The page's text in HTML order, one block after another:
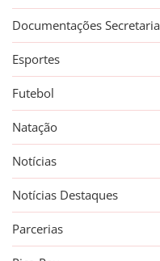
Documentações Secretaria
Esportes
Futebol
Natação
Notícias
Notícias Destaques
Parcerias